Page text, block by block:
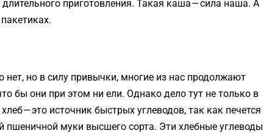
приготовления. Такая каша — сила наша. А
нет, но в силу привычки, многие из нас продолжают
бы они при этом ни ели. Однако дело тут не только в
— это источник быстрых углеводов, так как печется
пшеничной муки высшего сорта. Эти хлебные углеводы